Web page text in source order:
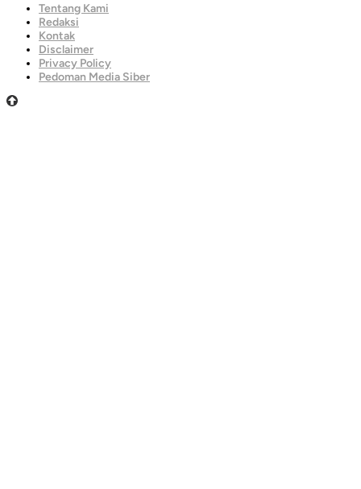
Tentang Kami
Redaksi
Kontak
Disclaimer
Privacy Policy
Pedoman Media Siber